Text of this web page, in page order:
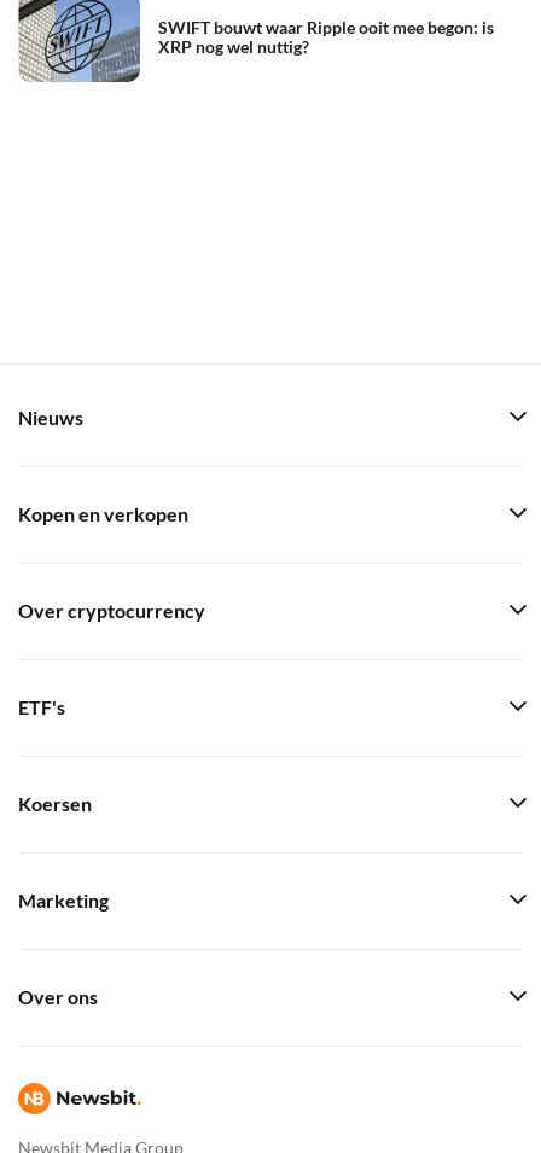
SWIFT bouwt waar Ripple ooit mee begon: is
XRP nog wel nuttig?
Newsbit Media Group
Nieuws
Kopen en verkopen
Over cryptocurrency
ETF's
Koersen
Marketing
Over ons